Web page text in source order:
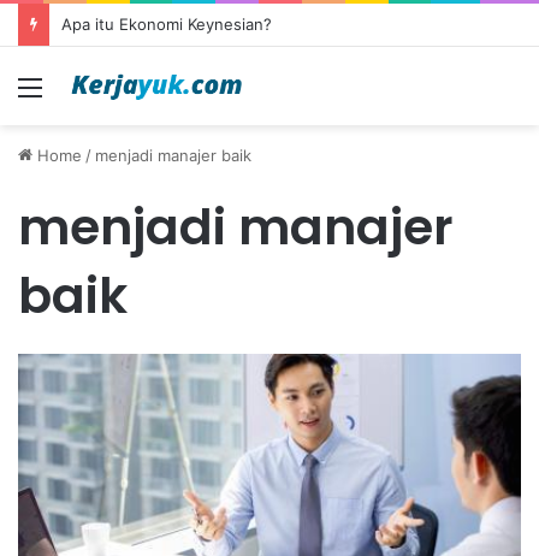
Apa itu Ekonomi Keynesian?
Menu
Home / menjadi manajer baik
menjadi manajer
baik